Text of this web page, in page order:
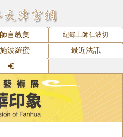
師言教集 紀錄上師仁波切
波羅蜜 最近法訊